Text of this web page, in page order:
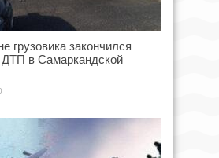
грузовика закончился
в Самаркандской